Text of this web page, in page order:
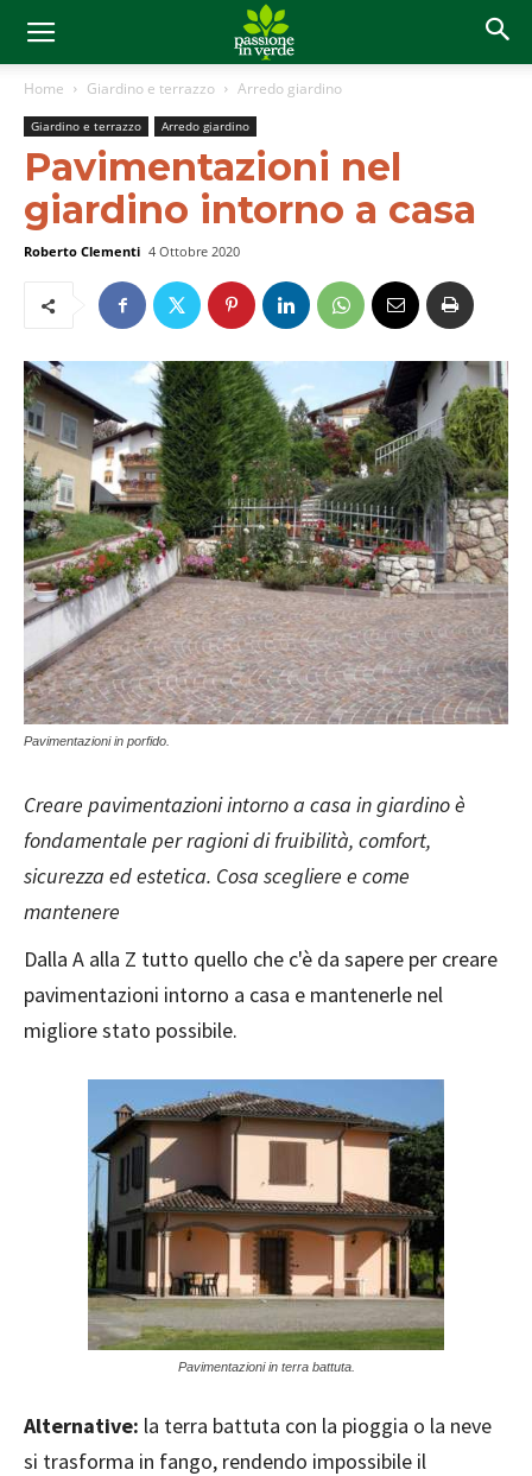
Home Giardino e terrazzo Arredo giardino
Giardino e terrazzo Arredo giardino
Pavimentazioni nel
giardino intorno a casa
Roberto Clementi 4 Ottobre 2020
Pavimentazioni in porfido.
Creare pavimentazioni intorno a casa in giardino è
fondamentale per ragioni di fruibilità, comfort,
sicurezza ed estetica. Cosa scegliere e come
mantenere
Dalla A alla Z tutto quello che c'è da sapere per creare
pavimentazioni intorno a casa e mantenerle nel
migliore stato possibile.
Pavimentazioni in terra battuta.
Alternative: la terra battuta con la pioggia o la neve
si trasforma in fango, rendendo impossibile il